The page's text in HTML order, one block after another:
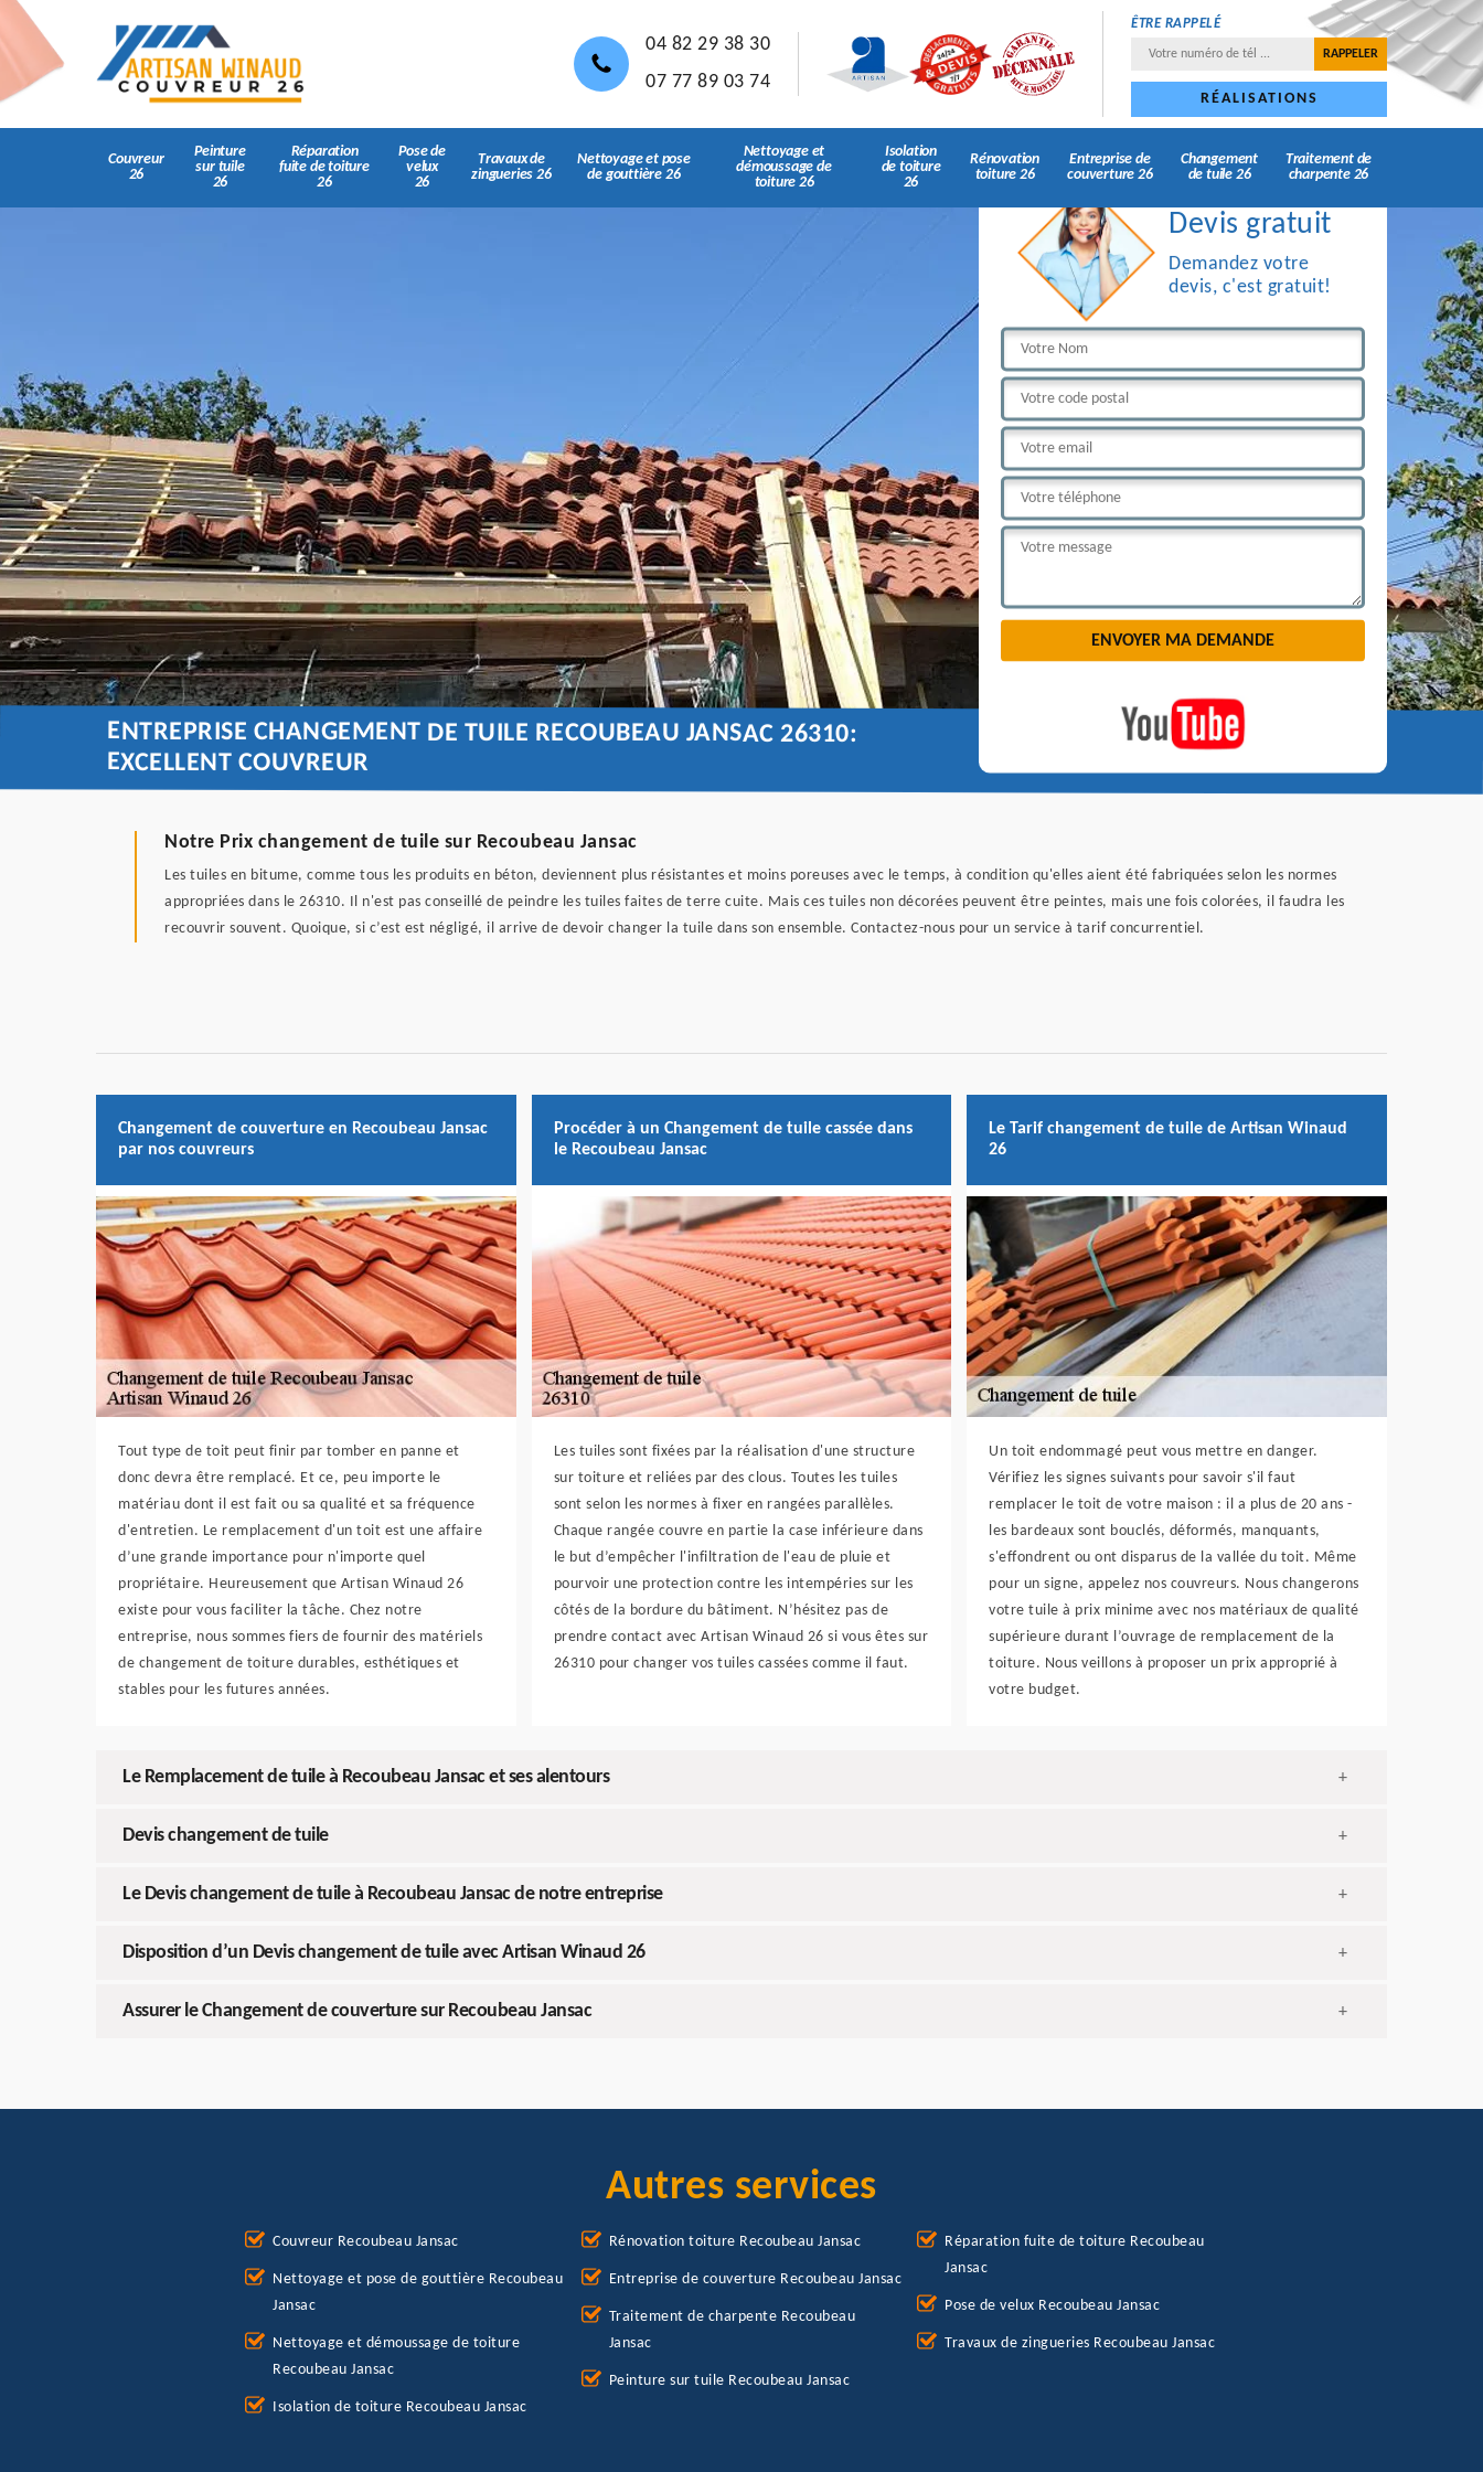
04 82 29 38 30
07 77 89 03 74
ÊTRE RAPPELÉ
RÉALISATIONS
Couvreur
26
Peinture
sur tuile
26
Réparation
fuite de toiture
26
Pose de
velux
26
Travaux de
zingueries 26
Nettoyage et pose
de gouttière 26
Nettoyage et
démoussage de
toiture 26
Isolation
de toiture
26
Rénovation
toiture 26
Entreprise de
couverture 26
Changement
de tuile 26
Traitement de
charpente 26
Devis gratuit
Demandez votre
devis, c'est gratuit!
ENTREPRISE CHANGEMENT DE TUILE RECOUBEAU JANSAC 26310:
EXCELLENT COUVREUR
Notre Prix changement de tuile sur Recoubeau Jansac
Les tuiles en bitume, comme tous les produits en béton, deviennent plus résistantes et moins poreuses avec le temps, à condition qu'elles aient été fabriquées selon les normes
appropriées dans le 26310. Il n'est pas conseillé de peindre les tuiles faites de terre cuite. Mais ces tuiles non décorées peuvent être peintes, mais une fois colorées, il faudra les
recouvrir souvent. Quoique, si c’est est négligé, il arrive de devoir changer la tuile dans son ensemble. Contactez-nous pour un service à tarif concurrentiel.
Changement de couverture en Recoubeau Jansac
par nos couvreurs
Tout type de toit peut finir par tomber en panne et
donc devra être remplacé. Et ce, peu importe le
matériau dont il est fait ou sa qualité et sa fréquence
d'entretien. Le remplacement d'un toit est une affaire
d’une grande importance pour n'importe quel
propriétaire. Heureusement que Artisan Winaud 26
existe pour vous faciliter la tâche. Chez notre
entreprise, nous sommes fiers de fournir des matériels
de changement de toiture durables, esthétiques et
stables pour les futures années.
Procéder à un Changement de tuile cassée dans
le Recoubeau Jansac
Les tuiles sont fixées par la réalisation d'une structure
sur toiture et reliées par des clous. Toutes les tuiles
sont selon les normes à fixer en rangées parallèles.
Chaque rangée couvre en partie la case inférieure dans
le but d’empêcher l'infiltration de l'eau de pluie et
pourvoir une protection contre les intempéries sur les
côtés de la bordure du bâtiment. N’hésitez pas de
prendre contact avec Artisan Winaud 26 si vous êtes sur
26310 pour changer vos tuiles cassées comme il faut.
Le Tarif changement de tuile de Artisan Winaud
26
Un toit endommagé peut vous mettre en danger.
Vérifiez les signes suivants pour savoir s'il faut
remplacer le toit de votre maison : il a plus de 20 ans -
les bardeaux sont bouclés, déformés, manquants,
s'effondrent ou ont disparus de la vallée du toit. Même
pour un signe, appelez nos couvreurs. Nous changerons
votre tuile à prix minime avec nos matériaux de qualité
supérieure durant l’ouvrage de remplacement de la
toiture. Nous veillons à proposer un prix approprié à
votre budget.
Le Remplacement de tuile à Recoubeau Jansac et ses alentours +
Devis changement de tuile +
Le Devis changement de tuile à Recoubeau Jansac de notre entreprise +
Disposition d’un Devis changement de tuile avec Artisan Winaud 26 +
Assurer le Changement de couverture sur Recoubeau Jansac +
Autres services
Couvreur Recoubeau Jansac
Nettoyage et pose de gouttière Recoubeau
Jansac
Nettoyage et démoussage de toiture
Recoubeau Jansac
Isolation de toiture Recoubeau Jansac
Rénovation toiture Recoubeau Jansac
Entreprise de couverture Recoubeau Jansac
Traitement de charpente Recoubeau
Jansac
Peinture sur tuile Recoubeau Jansac
Réparation fuite de toiture Recoubeau
Jansac
Pose de velux Recoubeau Jansac
Travaux de zingueries Recoubeau Jansac